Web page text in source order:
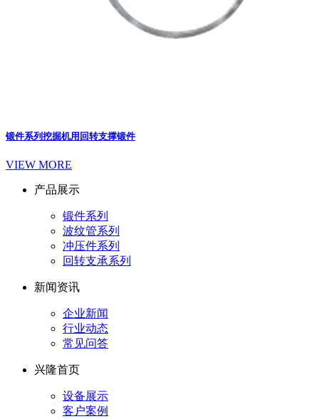
锻件系列 挖掘机用回转支撑锻件
VIEW MORE
产品展示
锻件系列
波纹管系列
冲压件系列
回转支承系列
新闻资讯
企业新闻
行业动态
常见问答
兴隆首页
设备展示
客户案例